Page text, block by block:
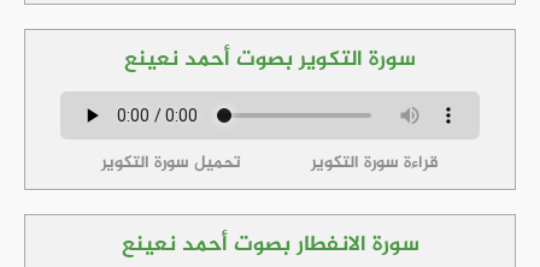
سورة التكوير بصوت أحمد نعينع
قراءة سورة التكوير تحميل سورة التكوير
سورة الانفطار بصوت أحمد نعينع